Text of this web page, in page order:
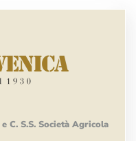
e C. S.S. Società Agricola